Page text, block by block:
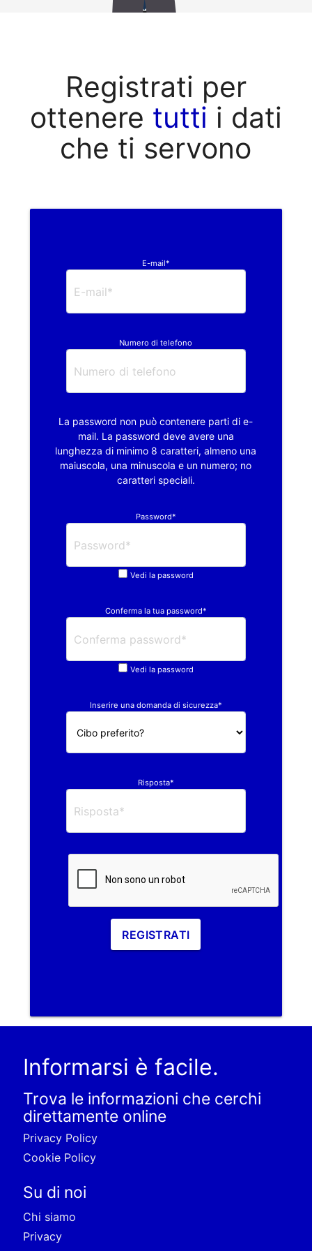
Registrati per
ottenere tutti i dati
che ti servono
E-mail*
Numero di telefono
La password non può contenere parti di e-
mail. La password deve avere una
lunghezza di minimo 8 caratteri, almeno una
maiuscola, una minuscola e un numero; no
caratteri speciali.
Password*
Vedi la password
Conferma la tua password*
Vedi la password
Inserire una domanda di sicurezza*
Risposta*
REGISTRATI
Informarsi è facile.
Trova le informazioni che cerchi
direttamente online
Privacy Policy
Cookie Policy
Su di noi
Chi siamo
Privacy